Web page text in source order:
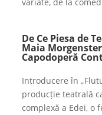
De Ce Piesa de
Maia
Capodoperă
Introducere în
producție teatrală
complexă a Edei, o